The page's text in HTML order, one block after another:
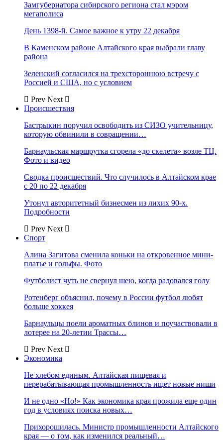
Замгубернатора сибирского региона стал мэром
мегаполиса
День 1398-й. Самое важное к утру 22 декабря
В Каменском районе Алтайского края выбрали главу
района
Зеленский согласился на трехстороннюю встречу с
Россией и США, но с условием
Prev Next
Происшествия
Бастрыкин поручил освободить из СИЗО учительницу,
которую обвинили в совращении…
Барнаульская маршрутка сгорела «до скелета» возле ТЦ.
Фото и видео
Сводка происшествий. Что случилось в Алтайском крае
с 20 по 22 декабря
Утонул авторитетный бизнесмен из лихих 90-х.
Подробности
Prev Next
Спорт
Алина Загитова сменила коньки на откровенное мини-
платье и гольфы. Фото
Футболист чуть не свернул шею, когда радовался голу
Ротенберг объяснил, почему в России футбол любят
больше хоккея
Барнаульцы поели ароматных блинов и поучаствовали в
лотерее на 20-летии Трассы…
Prev Next
Экономика
Не хлебом единым. Алтайская пищевая и
перерабатывающая промышленность ищет новые ниши
И не одно «Но!» Как экономика края прожила еще один
год в условиях поиска новых…
Прихорошилась. Министр промышленности Алтайского
края — о том, как изменился реальный…